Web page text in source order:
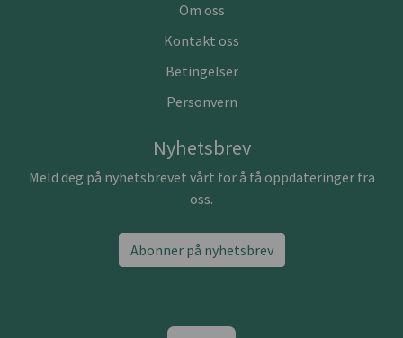
Om oss
Kontakt oss
Betingelser
Personvern
Nyhetsbrev
Meld deg på nyhetsbrevet vårt for å få oppdateringer fra
oss.
Abonner på nyhetsbrev